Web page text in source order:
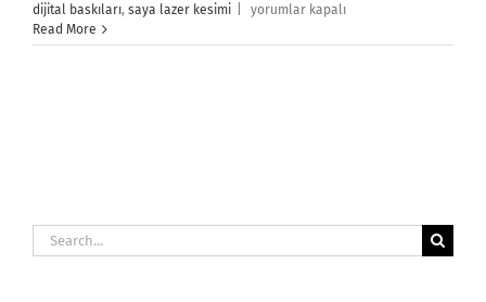
dijital baskıları, saya lazer kesimi
Saya
ve
yorumlar kapalı
Read More
Search
for: